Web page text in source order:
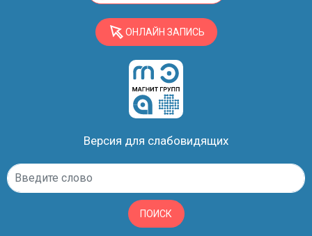
ОНЛАЙН ЗАПИСЬ
Версия для слабовидящих
ПОИСК